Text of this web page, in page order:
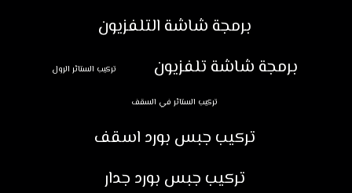
برمجة شاشة التلفزيون
برمجة شاشة تلفزيون
تركيب الستائر الرول
تركيب الستائر في السقف
تركيب جبس بورد اسقف
تركيب جبس بورد جدار